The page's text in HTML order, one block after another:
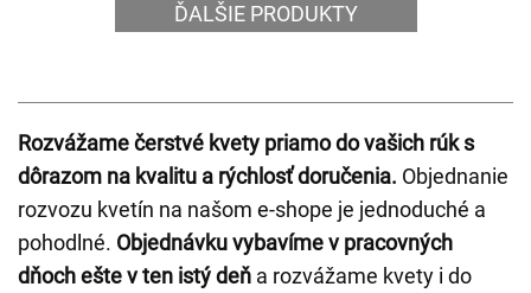
ĎALŠIE PRODUKTY
Rozvážame čerstvé kvety priamo do vašich rúk s
dôrazom na kvalitu a rýchlosť doručenia. Objednanie
rozvozu kvetín na našom e-shope je jednoduché a
pohodlné. Objednávku vybavíme v pracovných
dňoch ešte v ten istý deň a rozvážame kvety i do